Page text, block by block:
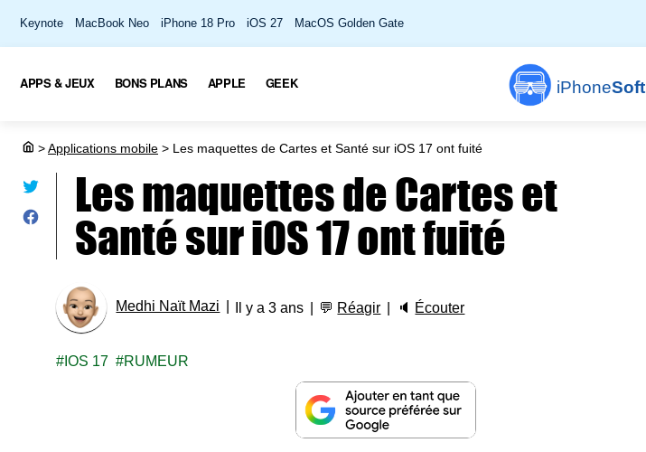
Keynote MacBook Neo iPhone 18 Pro iOS 27 MacOS Golden Gate
iPhoneSoft
APPS & JEUX BONS PLANS APPLE GEEK
>Applications mobile > Les maquettes de Cartes et Santé sur iOS 17 ont fuité
Les maquettes de Cartes et
Santé sur iOS 17 ont fuité
Medhi Naït Mazi Il y a 3 ans 💬 Réagir 🔈 Écouter
IOS 17 RUMEUR